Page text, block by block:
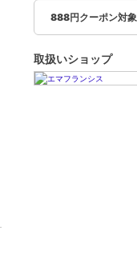
888円クーポン対象
取扱いショップ